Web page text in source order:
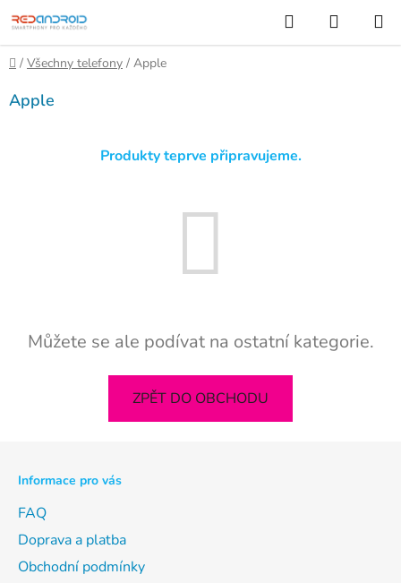
na
obsah
Hledat
KOŠÍK
Domů
/ Všechny telefony / Apple
Apple
Produkty teprve připravujeme.
Můžete se ale podívat na ostatní kategorie.
ZPĚT DO OBCHODU
Informace pro vás
FAQ
Doprava a platba
Obchodní podmínky